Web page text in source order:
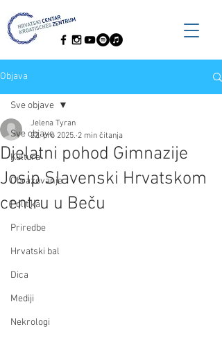
Objava
Sve objave
Kultura
Obrazovanje
Politika
Priredbe
Hrvatski bal
Dica
Mediji
Nekrologi
Sve objave
Djelatni pohod Gimnazije
Josip Slavenski Hrvatskom
centru u Beču
Jelena Tyran
22. pro 2025. 2 min čitanja